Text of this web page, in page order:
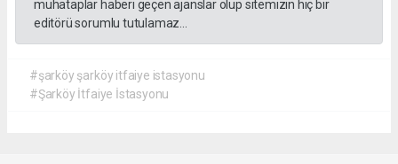
muhataplar haberi geçen ajanslar olup sitemizin hiç bir
editörü sorumlu tutulamaz...
#şarköy şarköy itfaiye istasyonu
#Şarköy İtfaiye İstasyonu